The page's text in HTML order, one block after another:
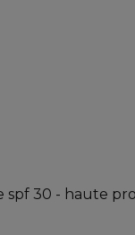
spf 30 - haute